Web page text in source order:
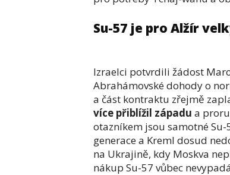
Su-57 je pro Alžír
Izraelci potvrdili žádost
Abrahámovské dohody o
a část kontraktu zřejmě
více přiblížil západu a
otazníkem jsou samotné
generace a Kreml dosud
na Ukrajině, kdy Moskva
nákup Su-57 vůbec